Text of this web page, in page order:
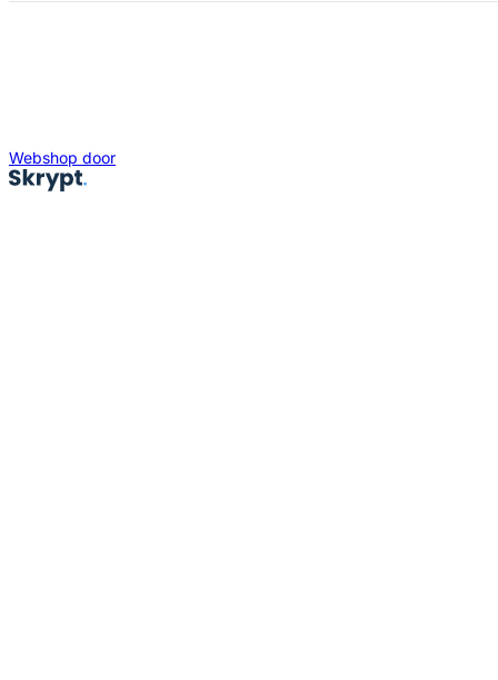
Webshop door